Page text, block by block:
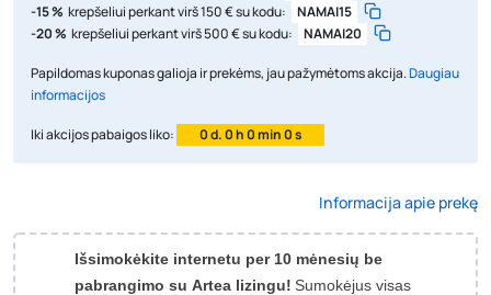
-15 %
krepšeliui perkant virš 150 € su kodu:
NAMAI15
-20 %
krepšeliui perkant virš 500 € su kodu: NAMAI20
Papildomas kuponas galioja ir prekėms, jau pažymėtoms akcija.Daugiau
informacijos
Iki akcijos pabaigos liko: 0 d. 0 h 0 min 0 s
Informacija apie prekę
Išsimokėkite internetu per 10 mėnesių be
pabrangimo su Artea lizingu! Sumokėjus visas